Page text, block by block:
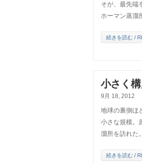
そが、最先端
ホーマン蒸溜
続きを読む /
小さく構
9月 18, 2012
地球の裏側ほ
小さな規模。
溜所を訪れた
続きを読む /